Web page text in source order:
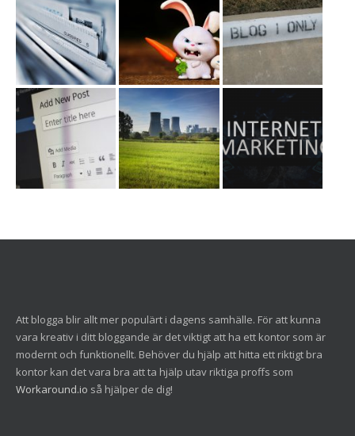
Att blogga blir allt mer populärt i dagens samhälle. För att kunna
vara kreativ i ditt bloggande är det viktigt att ha ett kontor som är
modernt och funktionellt. Behöver du hjälp att hitta ett riktigt bra
kontor kan det vara bra att ta hjälp utav riktiga proffs som
Workaround.io så hjälper de dig!